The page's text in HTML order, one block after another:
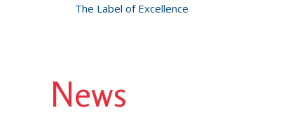
The Label of Excellence
News